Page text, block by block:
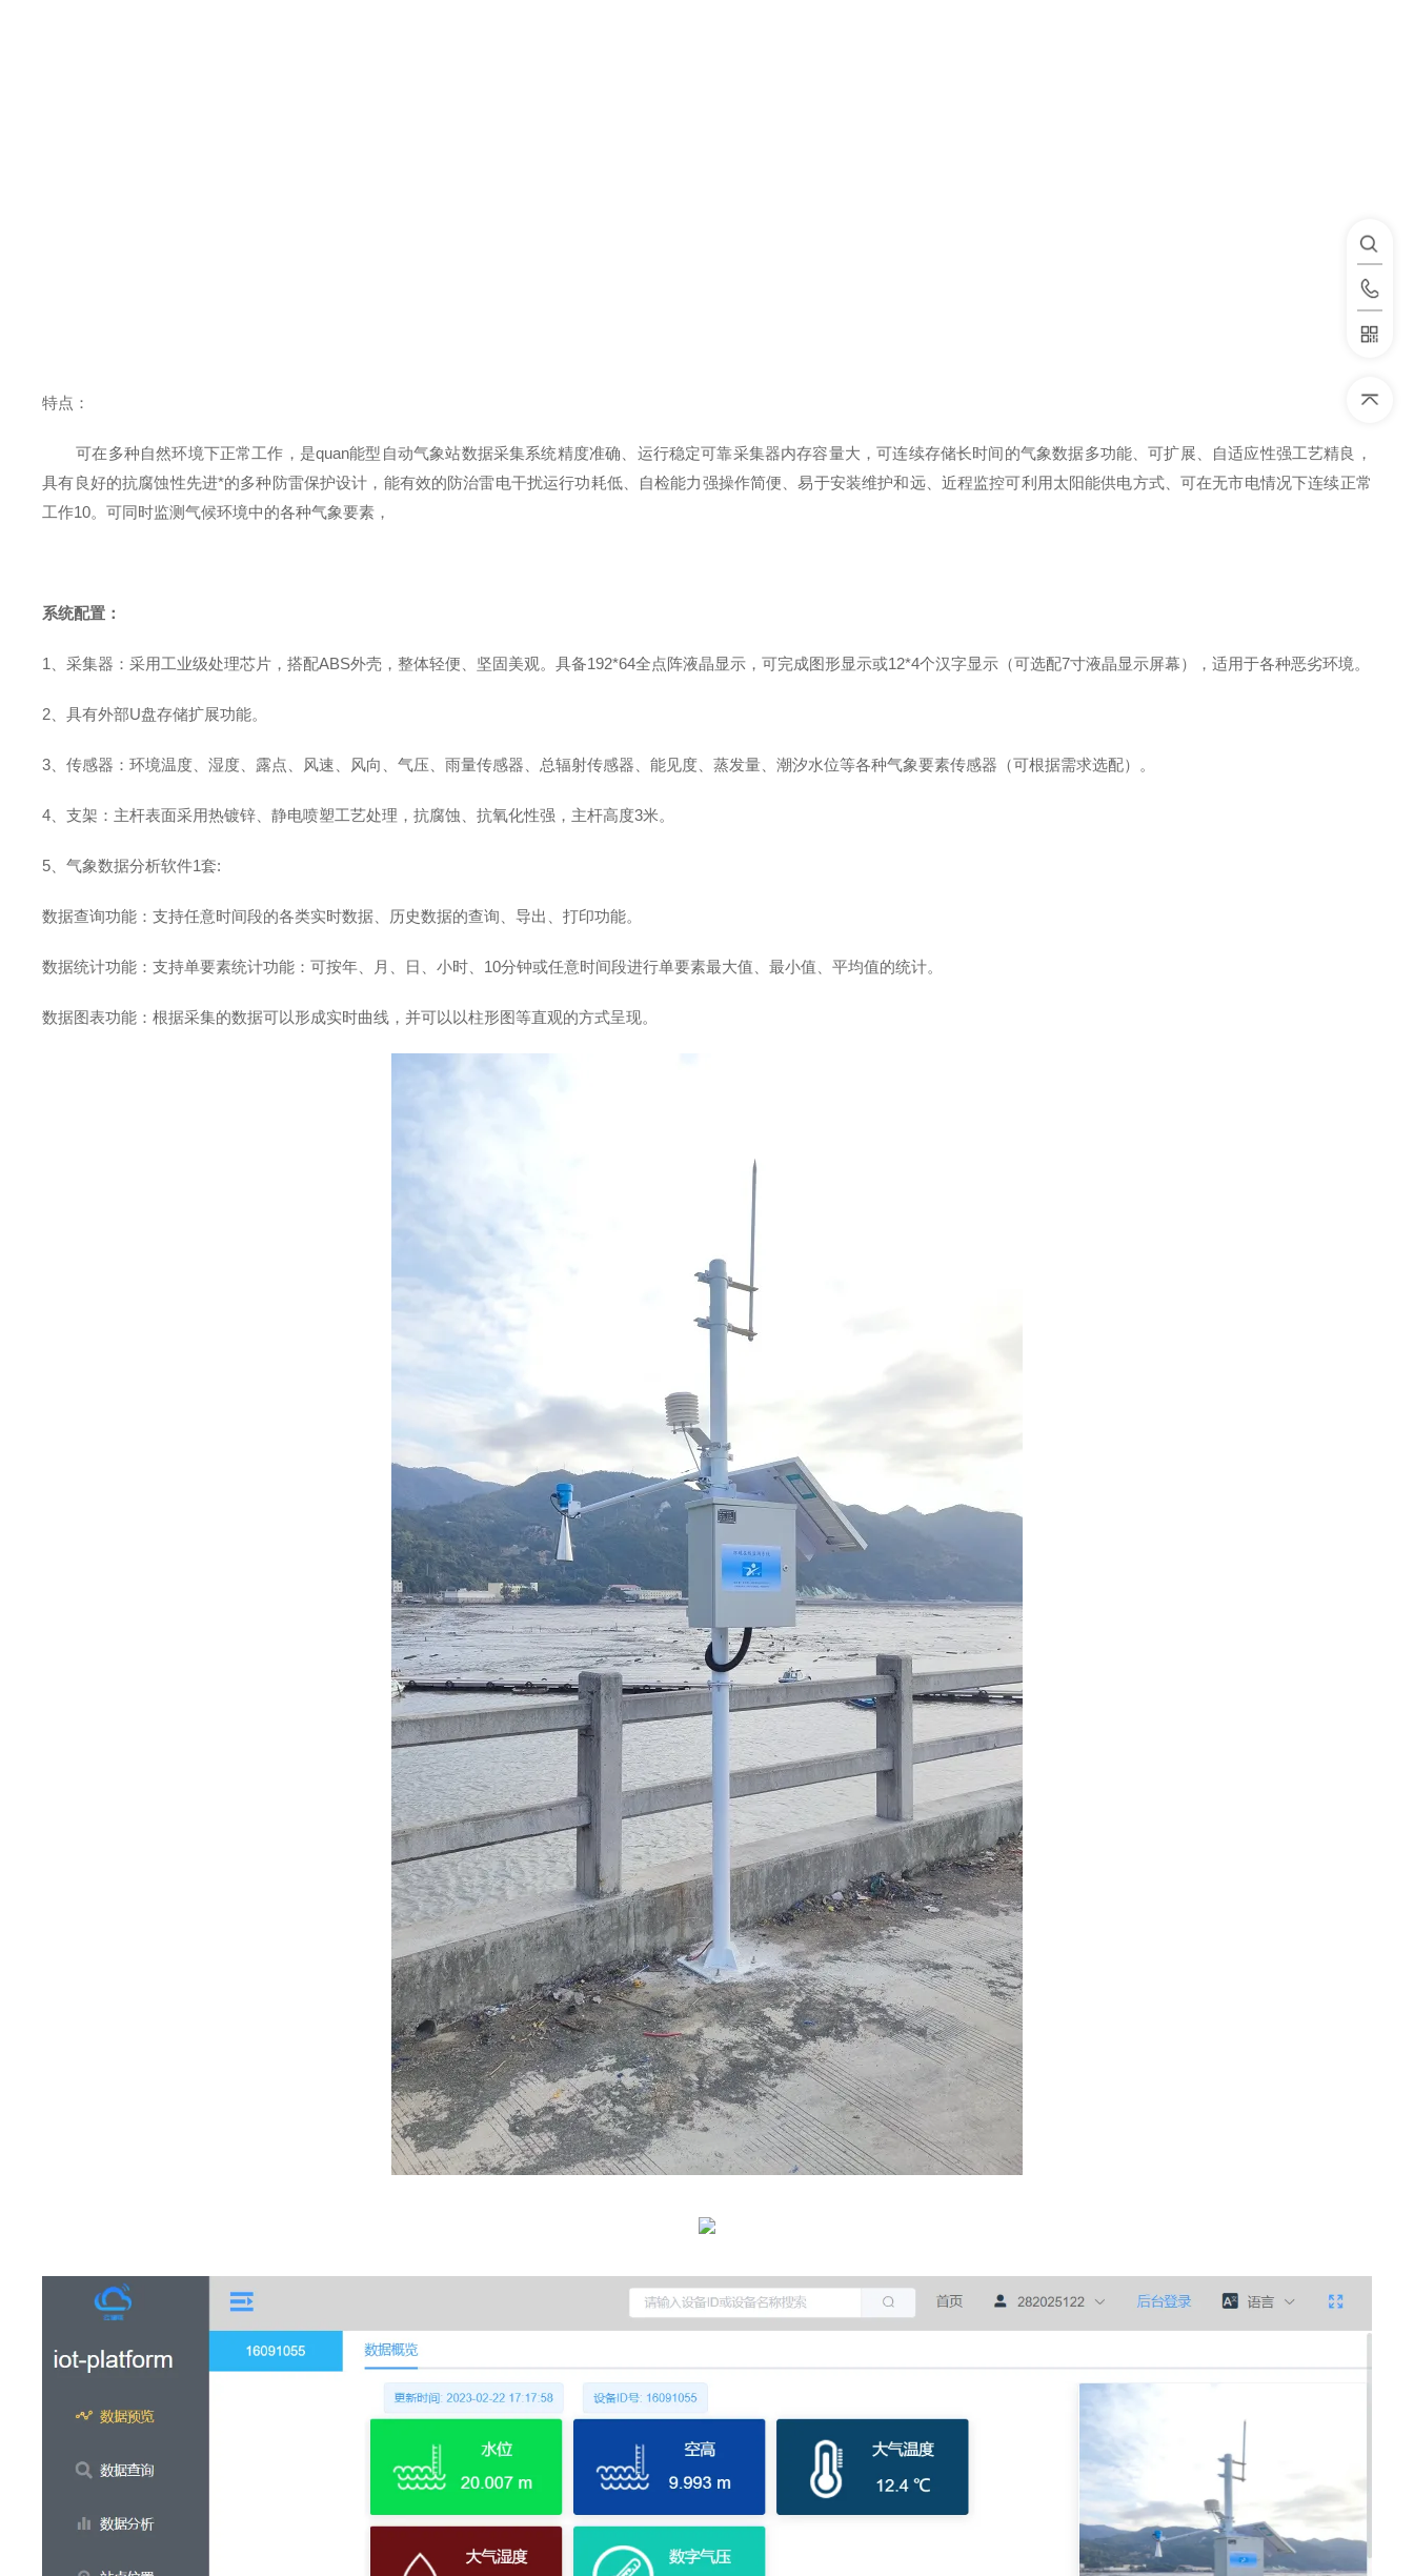
特点：
可在多种自然环境下正常工作，是quan能型自动气象站数据采集系统精度准确、运行稳定可靠采集器内存容量大，可连续存储长时间的气象数据多功能、可扩展、自适应性强工艺精良，
具有良好的抗腐蚀性先进*的多种防雷保护设计，能有效的防治雷电干扰运行功耗低、自检能力强操作简便、易于安装维护和远、近程监控可利用太阳能供电方式、可在无市电情况下连续正常
工作10。可同时监测气候环境中的各种气象要素，
系统配置：
1、采集器：采用工业级处理芯片，搭配ABS外壳，整体轻便、坚固美观。具备192*64全点阵液晶显示，可完成图形显示或12*4个汉字显示（可选配7寸液晶显示屏幕），适用于各种恶劣环境。
2、具有外部U盘存储扩展功能。
3、传感器：环境温度、湿度、露点、风速、风向、气压、雨量传感器、总辐射传感器、能见度、蒸发量、潮汐水位等各种气象要素传感器（可根据需求选配）。
4、支架：主杆表面采用热镀锌、静电喷塑工艺处理，抗腐蚀、抗氧化性强，主杆高度3米。
5、气象数据分析软件1套:
数据查询功能：支持任意时间段的各类实时数据、历史数据的查询、导出、打印功能。
数据统计功能：支持单要素统计功能：可按年、月、日、小时、 10分钟或任意时间段进行单要素最大值、最小值、平均值的统计。
数据图表功能：根据采集的数据可以形成实时曲线，并可以以柱形图等直观的方式呈现。